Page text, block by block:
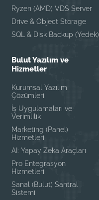
Ryzen (AMD) VDS Server
Drive & Object Storage
SQL & Disk Backup (Yedek)
Bulut Yazılım ve
Hizmetler
Kurumsal Yazılım
Çözümleri
İş Uygulamaları ve
Verimlilik
Marketing (Panel)
Hizmetleri
AI: Yapay Zeka Araçları
Pro Entegrasyon
Hizmetleri
Sanal (Bulut) Santral
Sistemi